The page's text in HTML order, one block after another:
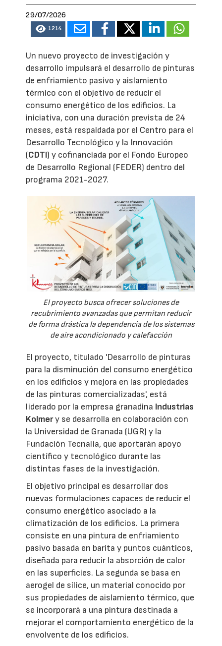
29/07/2026
1214
Un nuevo proyecto de investigación y
desarrollo impulsará el desarrollo de pinturas
de enfriamiento pasivo y aislamiento
térmico con el objetivo de reducir el
consumo energético de los edificios. La
iniciativa, con una duración prevista de 24
meses, está respaldada por el Centro para el
Desarrollo Tecnológico y la Innovación
(CDTI) y cofinanciada por el Fondo Europeo
de Desarrollo Regional (FEDER) dentro del
programa 2021-2027.
El proyecto busca ofrecer soluciones de
recubrimiento avanzadas que permitan reducir
de forma drástica la dependencia de los sistemas
de aire acondicionado y calefacción
El proyecto, titulado 'Desarrollo de pinturas
para la disminución del consumo energético
en los edificios y mejora en las propiedades
de las pinturas comercializadas', está
liderado por la empresa granadina Industrias
Kolmery se desarrolla en colaboración con
la Universidad de Granada (UGR) y la
Fundación Tecnalia, que aportarán apoyo
científico y tecnológico durante las
distintas fases de la investigación.
El objetivo principal es desarrollar dos
nuevas formulaciones capaces de reducir el
consumo energético asociado a la
climatización de los edificios. La primera
consiste en una pintura de enfriamiento
pasivo basada en barita y puntos cuánticos,
diseñada para reducir la absorción de calor
en las superficies. La segunda se basa en
aerogel de sílice, un material conocido por
sus propiedades de aislamiento térmico, que
se incorporará a una pintura destinada a
mejorar el comportamiento energético de la
envolvente de los edificios.